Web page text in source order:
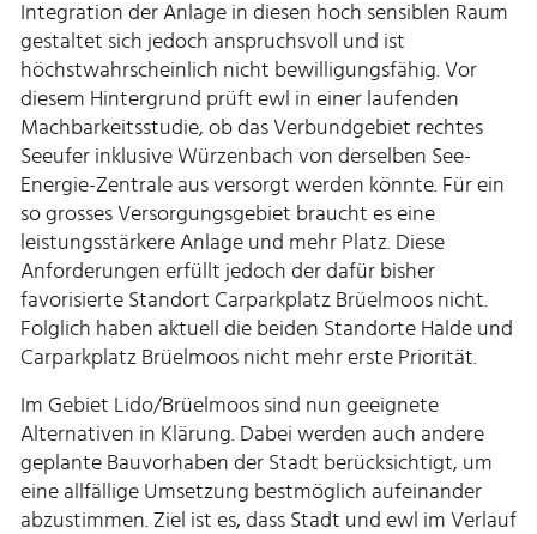
Integration der Anlage in diesen hoch sensiblen Raum
gestaltet sich jedoch anspruchsvoll und ist
höchstwahrscheinlich nicht bewilligungsfähig. Vor
diesem Hintergrund prüft ewl in einer laufenden
Machbarkeitsstudie, ob das Verbundgebiet rechtes
Seeufer inklusive Würzenbach von derselben See-
Energie-Zentrale aus versorgt werden könnte. Für ein
so grosses Versorgungsgebiet braucht es eine
leistungsstärkere Anlage und mehr Platz. Diese
Anforderungen erfüllt jedoch der dafür bisher
favorisierte Standort Carparkplatz Brüelmoos nicht.
Folglich haben aktuell die beiden Standorte Halde und
Carparkplatz Brüelmoos nicht mehr erste Priorität.
Im Gebiet Lido/Brüelmoos sind nun geeignete
Alternativen in Klärung. Dabei werden auch andere
geplante Bauvorhaben der Stadt berücksichtigt, um
eine allfällige Umsetzung bestmöglich aufeinander
abzustimmen. Ziel ist es, dass Stadt und ewl im Verlauf